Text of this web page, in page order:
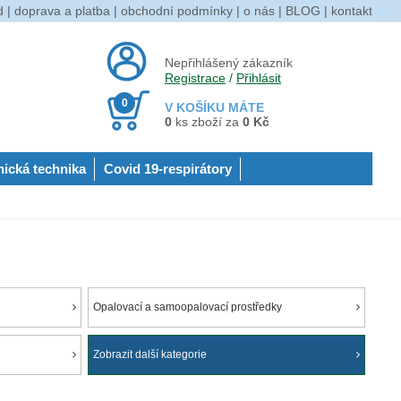
| doprava a platba | obchodní podmínky | o nás | BLOG | kontakt
Nepřihlášený zákazník
Registrace / Přihlásit
V KOŠÍKU MÁTE
0
0 ks zboží za 0 Kč
technika Covid 19-respirátory
Opalovací a samoopalovací prostředky
Zobrazit další kategorie